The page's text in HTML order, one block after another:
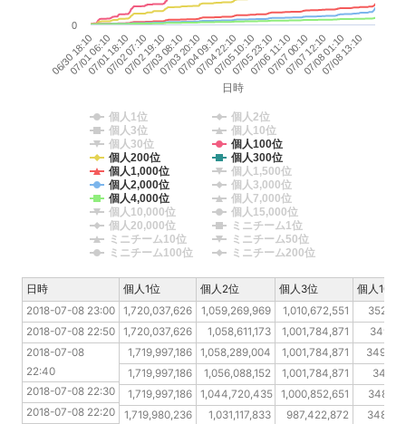
日時
06/30 18:10 07/06 11:10
07/01 06:10
07/01 18:10
07/02 07:10
07/02 19:10
07/03 08:10
07/03 20:10
07/04 09:10
07/04 22:10
07/05 10:10
07/05 23:1007/07 00:10
07/07 12:10
07/08 01:10
07/08 13:10
0
個人1位
個人2位
個人3位
個人10位
個人30位
個人100位
個人200位
個人300位
個人1,000位
個人1,500位
個人2,000位
個人3,000位
個人4,000位
個人7,000位
個人10,000位
個人15,000位
個人20,000位
ミニチーム1位
ミニチーム10位
ミニチーム50位
ミニチーム100位
ミニチーム200位
2018-07-08 23:00 1,720,037,626 1,059,269,969 1,010,672,551
2018-07-08 22:50
1,720,037,626 1,058,611,173 1,001,784,871
2018-07-08 22:40
1,719,997,186 1,058,289,004 1,001,784,871
2018-07-08 22:30
1,719,997,186 1,056,088,152 1,001,784,871
2018-07-08 22:20
1,719,997,186 1,044,720,435 1,000,852,651
2018-07-08 22:10
1,719,980,236 1,031,117,833 987,422,872
日時 個人1位 個人2位 個人3位
個人10位
2018-07-08 23:00
2018-07-08 22:50
2018-07-08
22:40
2018-07-08 22:30
2018-07-08 22:20
日時